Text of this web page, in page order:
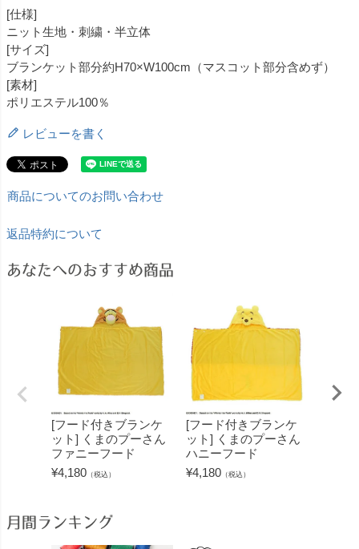
[仕様]
ニット生地・刺繍・半立体
[サイズ]
ブランケット部分約H70×W100cm（マスコット部分含めず）
[素材]
ポリエステル100％
レビューを書く
商品についてのお問い合わせ
返品特約について
あなたへのおすすめ商品
[フード付きブランケ
ット] くまのプーさん
ファニーフード
¥4,180 （税込）
[フード付きブランケ
ット] くまのプーさん
ハニーフード
¥4,180 （税込）
月間ランキング